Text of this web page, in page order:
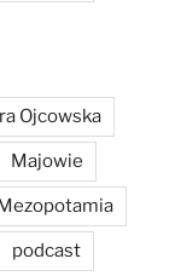
Ojcowska
Majowie
podcast